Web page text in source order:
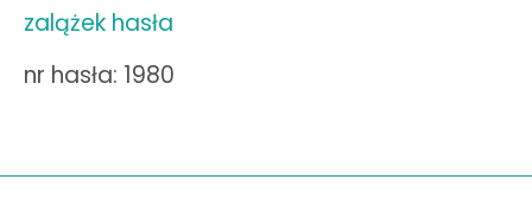
zalążek hasła
nr hasła: 1980